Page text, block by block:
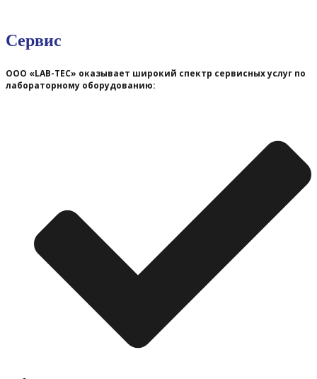
Сервис
ООО «LAB-TEC» оказывает широкий спектр сервисных услуг по
лабораторному оборудованию: